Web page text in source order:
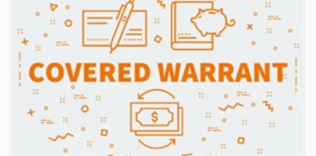
PHIẾU
PHÁI
SINH